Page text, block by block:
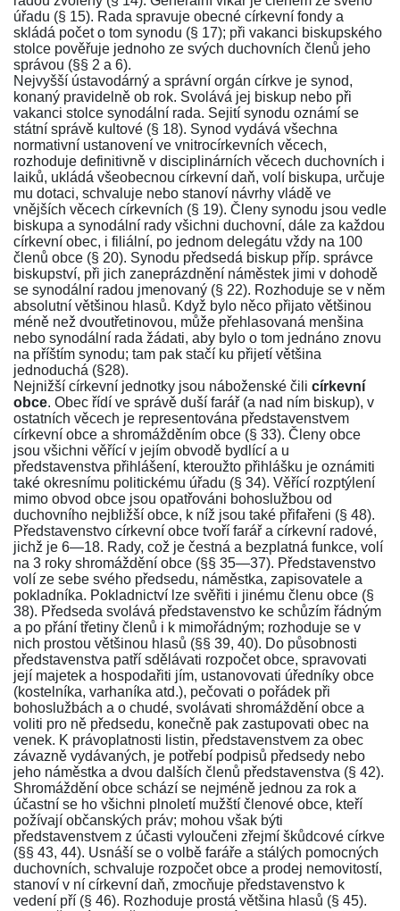
úřadu (§ 15). Rada spravuje obecné církevní fondy a
skládá počet o tom synodu (§ 17); při vakanci biskupského
stolce pověřuje jednoho ze svých duchovních členů jeho
správou (§§ 2 a 6).
Nejvyšší ústavodárný a správní orgán církve je synod,
konaný pravidelně ob rok. Svolává jej biskup nebo při
vakanci stolce synodální rada. Sejití synodu oznámí se
státní správě kultové (§ 18). Synod vydává všechna
normativní ustanovení ve vnitrocírkevních věcech,
rozhoduje definitivně v disciplinárních věcech duchovních i
laiků, ukládá všeobecnou církevní daň, volí biskupa, určuje
mu dotaci, schvaluje nebo stanoví návrhy vládě ve
vnějších věcech církevních (§ 19). Členy synodu jsou vedle
biskupa a synodální rady všichni duchovní, dále za každou
církevní obec, i filiální, po jednom delegátu vždy na 100
členů obce (§ 20). Synodu předsedá biskup příp. správce
biskupství, při jich zaneprázdnění náměstek jimi v dohodě
se synodální radou jmenovaný (§ 22). Rozhoduje se v něm
absolutní většinou hlasů. Když bylo něco přijato většinou
méně než dvoutřetinovou, může přehlasovaná menšina
nebo synodální rada žádati, aby bylo o tom jednáno znovu
na příštím synodu; tam pak stačí ku přijetí většina
jednoduchá (§28).
Nejnižší církevní jednotky jsou náboženské čili církevní
obce. Obec řídí ve správě duší farář (a nad ním biskup), v
ostatních věcech je representována představenstvem
církevní obce a shromážděním obce (§ 33). Členy obce
jsou všichni věřící v jejím obvodě bydlící a u
představenstva přihlášení, kteroužto přihlášku je oznámiti
také okresnímu politickému úřadu (§ 34). Věřící rozptýlení
mimo obvod obce jsou opatřováni bohoslužbou od
duchovního nejbližší obce, k níž jsou také přifařeni (§ 48).
Představenstvo církevní obce tvoří farář a církevní radové,
jichž je 6—18. Rady, což je čestná a bezplatná funkce, volí
na 3 roky shromáždění obce (§§ 35—37). Představenstvo
volí ze sebe svého předsedu, náměstka, zapisovatele a
pokladníka. Pokladnictví lze svěřiti i jinému členu obce (§
38). Předseda svolává představenstvo ke schůzím řádným
a po přání třetiny členů i k mimořádným; rozhoduje se v
nich prostou většinou hlasů (§§ 39, 40). Do působnosti
představenstva patří sdělávati rozpočet obce, spravovati
její majetek a hospodařiti jím, ustanovovati úředníky obce
(kostelníka, varhaníka atd.), pečovati o pořádek při
bohoslužbách a o chudé, svolávati shromáždění obce a
voliti pro ně předsedu, konečně pak zastupovati obec na
venek. K právoplatnosti listin, představenstvem za obec
závazně vydávaných, je potřebí podpisů předsedy nebo
jeho náměstka a dvou dalších členů představenstva (§ 42).
Shromáždění obce schází se nejméně jednou za rok a
účastní se ho všichni plnoletí mužští členové obce, kteří
požívají občanských práv; mohou však býti
představenstvem z účasti vyloučeni zřejmí škůdcové církve
(§§ 43, 44). Usnáší se o volbě faráře a stálých pomocných
duchovních, schvaluje rozpočet obce a prodej nemovitostí,
stanoví v ní církevní daň, zmocňuje představenstvo k
vedení pří (§ 46). Rozhoduje prostá většina hlasů (§ 45).